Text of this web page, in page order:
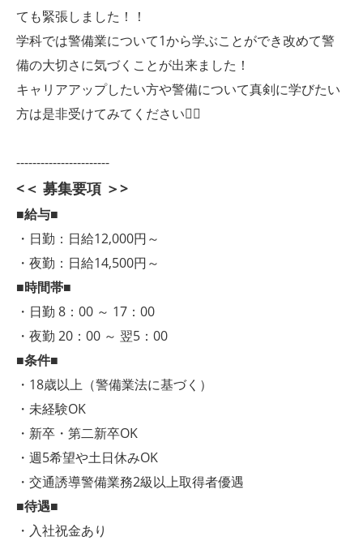
ても緊張しました！！
学科では警備業について1から学ぶことができ改めて警
備の大切さに気づくことが出来ました！
キャリアアップしたい方や警備について真剣に学びたい
方は是非受けてみてください✍🏻
-----------------------
<＜ 募集要項 ＞>
■給与■
・日勤：日給12,000円～
・夜勤：日給14,500円～
■時間帯■
・日勤 8：00 ～ 17：00
・夜勤 20：00 ～ 翌5：00
■条件■
・18歳以上（警備業法に基づく）
・未経験OK
・新卒・第二新卒OK
・週5希望や土日休みOK
・交通誘導警備業務2級以上取得者優遇
■待遇■
・入社祝金あり